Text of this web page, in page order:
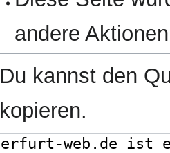
andere
Du kannst den
kopieren.